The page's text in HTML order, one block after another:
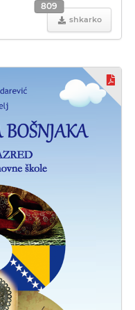
shkarko
809